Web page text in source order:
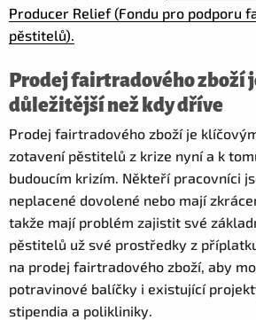
Producer Relief (Fondu pro podporu
pěstitelů).
Prodej fairtradového zboží
důležitější než kdy dříve
Prodej fairtradového zboží je
zotavení pěstitelů z krize nyní a k
budoucím krizím. Někteří pracovníci
neplacené dovolené nebo mají
takže mají problém zajistit své
pěstitelů už své prostředky z
na prodej fairtradového zboží, aby
potravinové balíčky i existující
stipendia a polikliniky.